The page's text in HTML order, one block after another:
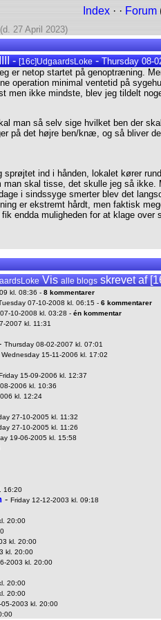
Index · · Forum
27 April 2023)
-[16c]UdgaardsLoke-Thursday 08-
er netop startet på genoptræning.
operation minimal ventetid på
men ikke mindste, blev jeg tildelt
man så selv sige hvilket ben der
på det højre ben/knæ, og så bliver
ind i hånden, lokalet kører
man skal tisse, det skulle jeg så
i sindssyge smerter blev det
er ekstremt hårdt, men faktisk
endda muligheden for at klage over
Visalle blogsskrevet af
kl. 08:36 - 8 kommentarer
07-10-2008 kl. 06:15 - 6 kommentarer
10-2008 kl. 03:28 - én kommentar
2007 kl. 11:31
Thursday 08-02-2007 kl. 07:01
Wednesday 15-11-2006 kl. 17:02
15-09-2006 kl. 12:37
2006 kl. 10:36
kl. 12:24
27-10-2005 kl. 11:32
27-10-2005 kl. 11:26
19-06-2005 kl. 15:58
16:20
- Friday 12-12-2003 kl. 09:18
20:00
kl. 20:00
kl. 20:00
2003 kl. 20:00
20:00
20:00
05-2003 kl. 20:00